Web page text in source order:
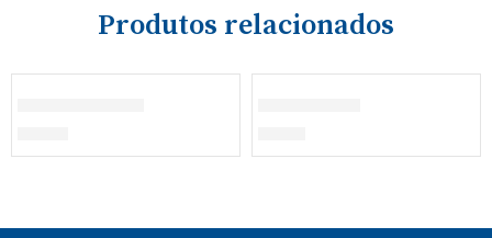
Produtos relacionados